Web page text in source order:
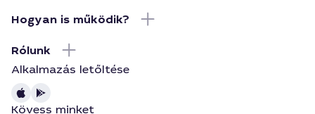
Hogyan is működik?
Rólunk
Alkalmazás letőltése
Kövess minket